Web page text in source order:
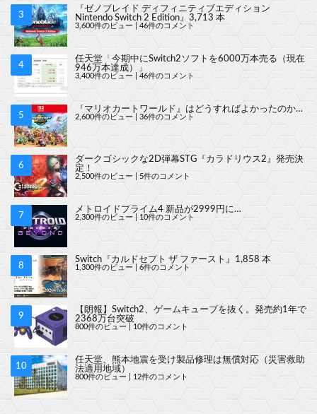
『ゼノブレイド ディフィニティブエディション
Nintendo Switch 2 Edition』3,713 本
3,600件のビュー |46件のコメント
任天堂「今期中にSwitch2ソフトを6000万本売る（現在
946万本達成）」
3,400件のビュー 46件のコメント
『マリオカートワールド』はどうすればよかったのか…
2,600件のビュー 36件のコメント
ダークゴシックな2D弾幕STG『カラドリウス2』発売決
定！
2,500件のビュー 5件のコメント
メトロイドプライム4 新品が2999円に…
2,300件のビュー |10件のコメント
Switch『カルドセプト ザ ファースト』1,858 本
1,300件のビュー |6件のコメント
【朗報】Switch2、ゲームキューブを抜く。発売約1年で
2368万台突破
800件のビュー 10件のコメント
任天堂、熊本地震を受け製品修理は無償対応（災害救助
法適用地域）
800件のビュー 12件のコメント